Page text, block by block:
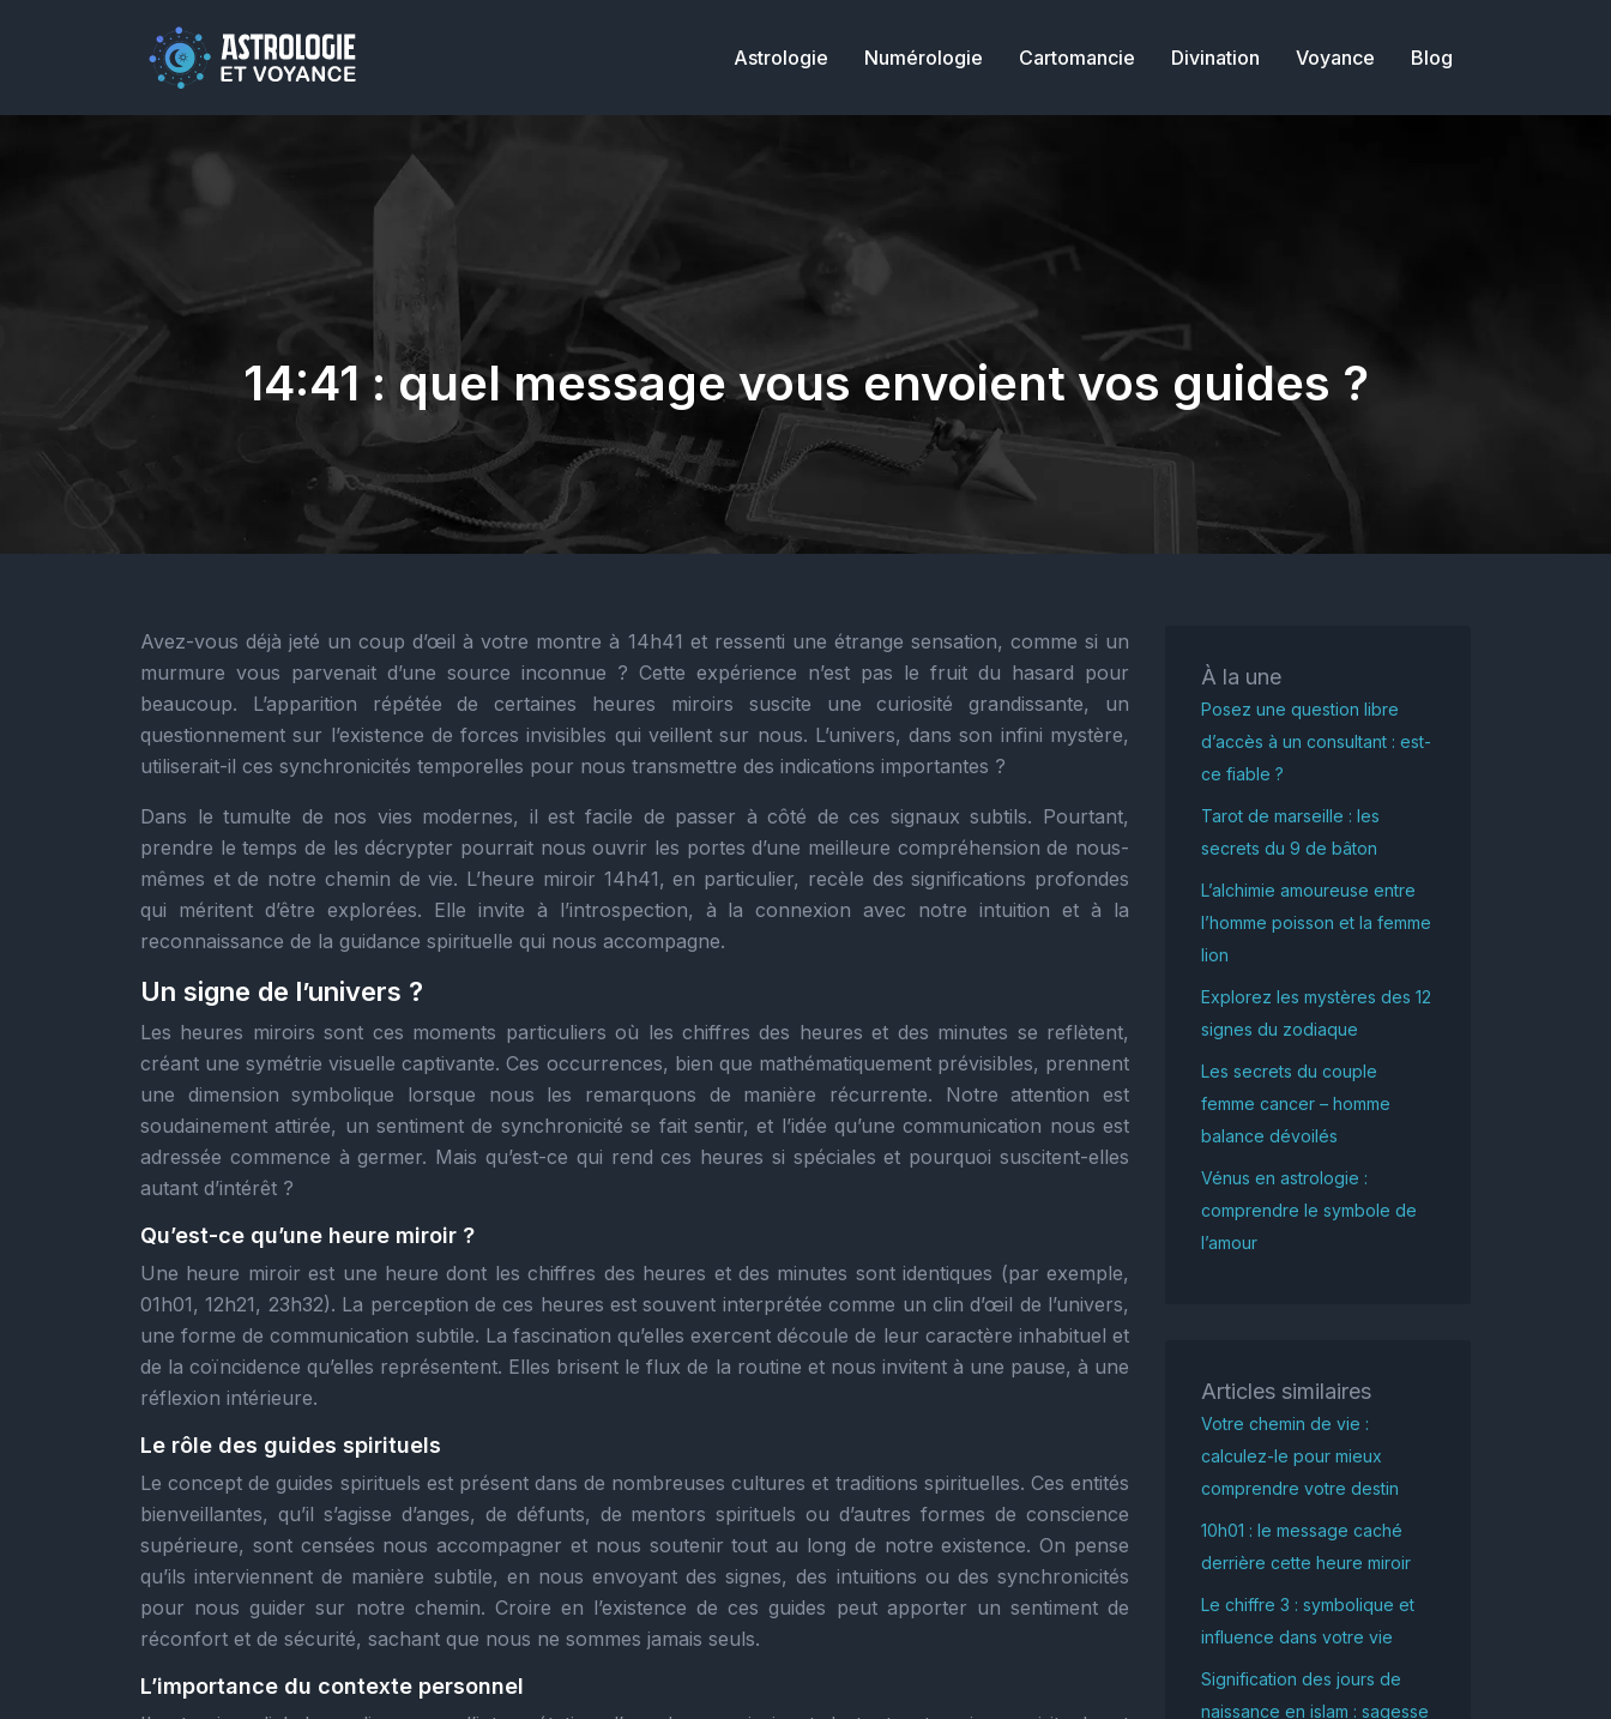
Astrologie Numérologie Cartomancie Divination Voyance Blog
14:41 : quel message vous envoient vos guides ?
Avez-vous déjà jeté un coup d’œil à votre montre à 14h41 et ressenti une étrange sensation, comme si un
murmure vous parvenait d’une source inconnue ? Cette expérience n’est pas le fruit du hasard pour
beaucoup. L’apparition répétée de certaines heures miroirs suscite une curiosité grandissante, un
questionnement sur l’existence de forces invisibles qui veillent sur nous. L’univers, dans son infini mystère,
utiliserait-il ces synchronicités temporelles pour nous transmettre des indications importantes ?
Dans le tumulte de nos vies modernes, il est facile de passer à côté de ces signaux subtils. Pourtant,
prendre le temps de les décrypter pourrait nous ouvrir les portes d’une meilleure compréhension de nous-
mêmes et de notre chemin de vie. L’heure miroir 14h41, en particulier, recèle des significations profondes
qui méritent d’être explorées. Elle invite à l’introspection, à la connexion avec notre intuition et à la
reconnaissance de la guidance spirituelle qui nous accompagne.
Un signe de l’univers ?
Les heures miroirs sont ces moments particuliers où les chiffres des heures et des minutes se reflètent,
créant une symétrie visuelle captivante. Ces occurrences, bien que mathématiquement prévisibles, prennent
une dimension symbolique lorsque nous les remarquons de manière récurrente. Notre attention est
soudainement attirée, un sentiment de synchronicité se fait sentir, et l’idée qu’une communication nous est
adressée commence à germer. Mais qu’est-ce qui rend ces heures si spéciales et pourquoi suscitent-elles
autant d’intérêt ?
Qu’est-ce qu’une heure miroir ?
Une heure miroir est une heure dont les chiffres des heures et des minutes sont identiques (par exemple,
01h01, 12h21, 23h32). La perception de ces heures est souvent interprétée comme un clin d’œil de l’univers,
une forme de communication subtile. La fascination qu’elles exercent découle de leur caractère inhabituel et
de la coïncidence qu’elles représentent. Elles brisent le flux de la routine et nous invitent à une pause, à une
réflexion intérieure.
Le rôle des guides spirituels
Le concept de guides spirituels est présent dans de nombreuses cultures et traditions spirituelles. Ces entités
bienveillantes, qu’il s’agisse d’anges, de défunts, de mentors spirituels ou d’autres formes de conscience
supérieure, sont censées nous accompagner et nous soutenir tout au long de notre existence. On pense
qu’ils interviennent de manière subtile, en nous envoyant des signes, des intuitions ou des synchronicités
pour nous guider sur notre chemin. Croire en l’existence de ces guides peut apporter un sentiment de
réconfort et de sécurité, sachant que nous ne sommes jamais seuls.
L’importance du contexte personnel
À la une
Posez une question libre
d’accès à un consultant : est-
ce fiable ?
Tarot de marseille : les
secrets du 9 de bâton
L’alchimie amoureuse entre
l’homme poisson et la femme
lion
Explorez les mystères des 12
signes du zodiaque
Les secrets du couple
femme cancer – homme
balance dévoilés
Vénus en astrologie :
comprendre le symbole de
l’amour
Articles similaires
Votre chemin de vie :
calculez-le pour mieux
comprendre votre destin
10h01 : le message caché
derrière cette heure miroir
Le chiffre 3 : symbolique et
influence dans votre vie
Signification des jours de
naissance en islam : sagesse